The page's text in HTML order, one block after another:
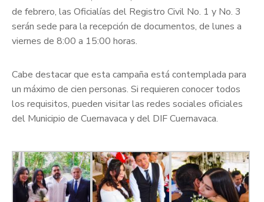
de febrero, las Oficialías del Registro Civil No. 1 y No. 3
serán sede para la recepción de documentos, de lunes a
viernes de 8:00 a 15:00 horas.
Cabe destacar que esta campaña está contemplada para
un máximo de cien personas. Si requieren conocer todos
los requisitos, pueden visitar las redes sociales oficiales
del Municipio de Cuernavaca y del DIF Cuernavaca.